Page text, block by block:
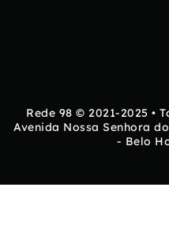
Rede 98 © 2021-2025 •
Avenida Nossa Senhora
- Belo